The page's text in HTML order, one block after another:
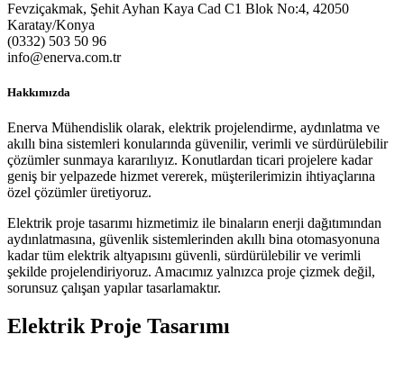
Fevziçakmak, Şehit Ayhan Kaya Cad C1 Blok No:4, 42050
Karatay/Konya
(0332) 503 50 96
info@enerva.com.tr
Hakkımızda
Enerva Mühendislik olarak, elektrik projelendirme, aydınlatma ve
akıllı bina sistemleri konularında güvenilir, verimli ve sürdürülebilir
çözümler sunmaya kararılıyız. Konutlardan ticari projelere kadar
geniş bir yelpazede hizmet vererek, müşterilerimizin ihtiyaçlarına
özel çözümler üretiyoruz.
Elektrik proje tasarımı hizmetimiz ile binaların enerji dağıtımından
aydınlatmasına, güvenlik sistemlerinden akıllı bina otomasyonuna
kadar tüm elektrik altyapısını güvenli, sürdürülebilir ve verimli
şekilde projelendiriyoruz. Amacımız yalnızca proje çizmek değil,
sorunsuz çalışan yapılar tasarlamaktır.
Elektrik Proje Tasarımı